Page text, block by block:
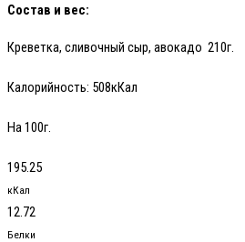
Состав и вес:
Креветка, сливочный сыр, авокадо 210г.
Калорийность: 508кКал
На 100г.
195.25
кКал
12.72
Белки